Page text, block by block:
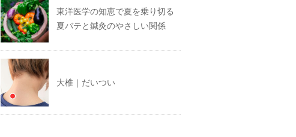
東洋医学の知恵で夏を乗り切る
夏バテと鍼灸のやさしい関係
大椎｜だいつい